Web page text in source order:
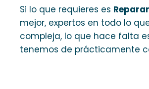
Si lo que requieres es
mejor, expertos en todo lo
compleja, lo que hace falta
tenemos de prácticamente